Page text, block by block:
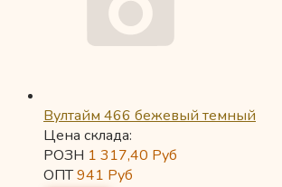
Вултайм 466 бежевый темный
Цена склада:
РОЗН 1 317,40 Руб
ОПТ941 Руб